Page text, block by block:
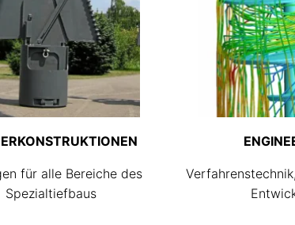
für alle Bereiche des
Spezialtiefbaus